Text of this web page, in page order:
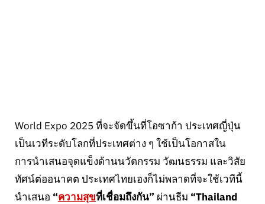
World Expo 2025 ที่จะจัดขึ้นที่โอซาก้า ประเทศญี่ปุ่น
เป็นเวทีระดับโลกที่ประเทศต่าง ๆ ใช้เป็นโอกาสใน
การนำเสนอจุดแข็งด้านนวัตกรรม วัฒนธรรม และวิสัย
ทัศน์ต่ออนาคต ประเทศไทยเองก็ไม่พลาดที่จะใช้เวทีนี้
นำเสนอ “ความสุขที่เชื่อมถึงกัน” ผ่านธีม “Thailand